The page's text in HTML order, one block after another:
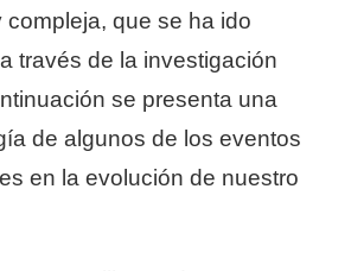
compleja, que se ha ido
través de la investigación
se presenta una
de algunos de los eventos
en la evolución de nuestro